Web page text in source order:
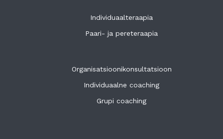
Individuaalteraapia
Paari- ja pereteraapia
Organisatsioonikonsultatsioon
Individuaalne coaching
Grupi coaching